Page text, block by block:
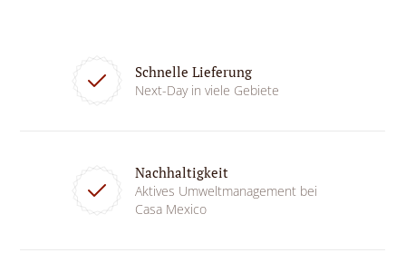
Schnelle Lieferung
Next-Day in viele Gebiete
Nachhaltigkeit
Aktives Umweltmanagement bei
Casa Mexico